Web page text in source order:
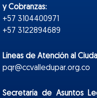
y Cobranzas:
+57 3104400971
+57 3122894689
Líneas de Atención al
pqr@ccvalledupar.org.co
Secretaría de Asuntos